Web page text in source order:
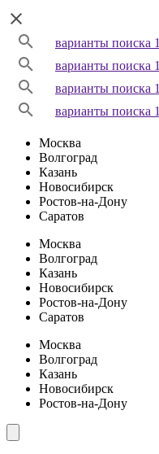
варианты поиска 1
варианты поиска 1
варианты поиска 1
варианты поиска 1
Москва
Волгоград
Казань
Новосибирск
Ростов-на-Дону
Саратов
Москва
Волгоград
Казань
Новосибирск
Ростов-на-Дону
Саратов
Москва
Волгоград
Казань
Новосибирск
Ростов-на-Дону